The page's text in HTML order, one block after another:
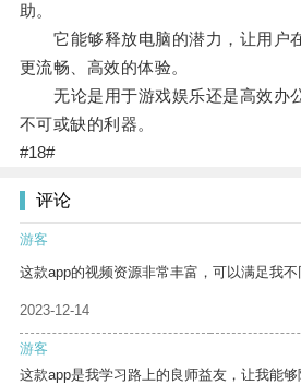
助。
它能够释放电脑的潜力，让用户
更流畅、高效的体验。
无论是用于游戏娱乐还是高效办
不可或缺的利器。
#18#
评论
游客
这款app的视频资源非常丰富，可以满足我不
2023-12-14
游客
这款app是我学习路上的良师益友，让我能